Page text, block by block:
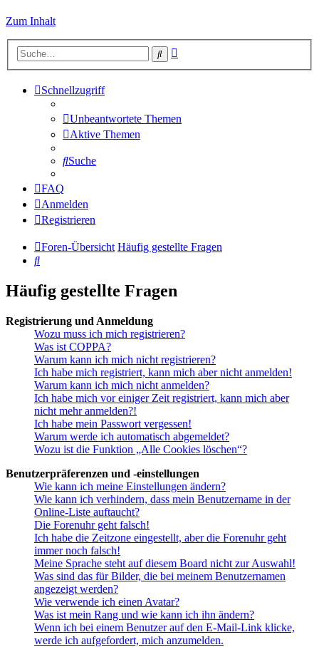
Zum Inhalt
Suche
Schnellzugriff
Unbeantwortete Themen
Aktive Themen
Suche
FAQ
Anmelden
Registrieren
Foren-Übersicht Häufig gestellte Fragen
Suche
Häufig gestellte Fragen
Registrierung und Anmeldung
Wozu muss ich mich registrieren?
Was ist COPPA?
Warum kann ich mich nicht registrieren?
Ich habe mich registriert, kann mich aber nicht anmelden!
Warum kann ich mich nicht anmelden?
Ich habe mich vor einiger Zeit registriert, kann mich aber
nicht mehr anmelden?!
Ich habe mein Passwort vergessen!
Warum werde ich automatisch abgemeldet?
Wozu ist die Funktion „Alle Cookies löschen“?
Benutzerpräferenzen und -einstellungen
Wie kann ich meine Einstellungen ändern?
Wie kann ich verhindern, dass mein Benutzername in der
Online-Liste auftaucht?
Die Forenuhr geht falsch!
Ich habe die Zeitzone eingestellt, aber die Forenuhr geht
immer noch falsch!
Meine Sprache steht auf diesem Board nicht zur Auswahl!
Was sind das für Bilder, die bei meinem Benutzernamen
angezeigt werden?
Wie verwende ich einen Avatar?
Was ist mein Rang und wie kann ich ihn ändern?
Wenn ich bei einem Benutzer auf den E-Mail-Link klicke,
werde ich aufgefordert, mich anzumelden.